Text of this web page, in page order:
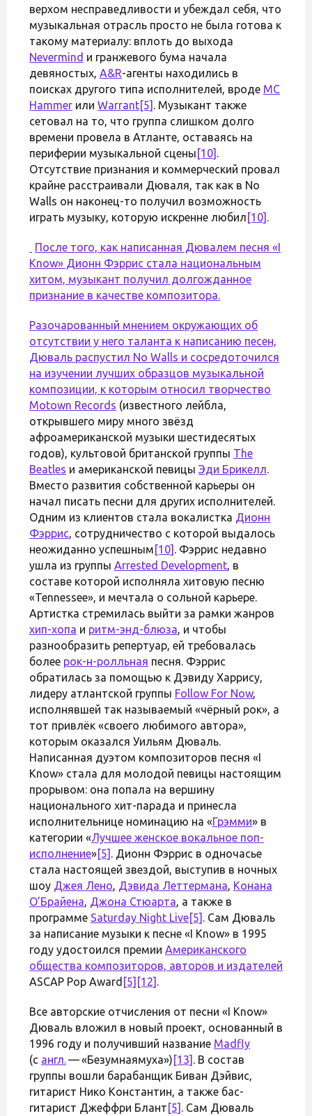
верхом несправедливости и убеждал себя, что
музыкальная отрасль просто не была готова к
такому материалу: вплоть до выхода
Nevermind и гранжевого бума начала
девяностых, A&R-агенты находились в
поисках другого типа исполнителей, вроде MC
Hammer или Warrant[5] . Музыкант также
сетовал на то, что группа слишком долго
времени провела в Атланте, оставаясь на
периферии музыкальной сцены [10] .
Отсутствие признания и коммерческий провал
крайне расстраивали Дюваля, так как в No
Walls он наконец-то получил возможность
играть музыку, которую искренне любил [10] .
После того, как написанная Дювалем песня «I
Know» Дионн Фэррис стала национальным
хитом, музыкант получил долгожданное
признание в качестве композитора.
Разочарованный мнением окружающих об
отсутствии у него таланта к написанию песен,
Дюваль распустил No Walls и сосредоточился
на изучении лучших образцов музыкальной
композиции, к которым относил творчество
Motown Records (известного лейбла,
открывшего миру много звёзд
афроамериканской музыки шестидесятых
годов), культовой британской группы The
Beatles и американской певицы Эди Брикелл.
Вместо развития собственной карьеры он
начал писать песни для других исполнителей.
Одним из клиентов стала вокалистка Дионн
Фэррис, сотрудничество с которой выдалось
неожиданно успешным [10] . Фэррис недавно
ушла из группы Arrested Development, в
составе которой исполняла хитовую песню
«Tennessee», и мечтала о сольной карьере.
Артистка стремилась выйти за рамки жанров
хип-хопа и ритм-энд-блюза, и чтобы
разнообразить репертуар, ей требовалась
более рок-н-ролльная песня. Фэррис
обратилась за помощью к Дэвиду Харрису,
лидеру атлантской группы Follow For Now,
исполнявшей так называемый «чёрный рок», а
тот привлёк «своего любимого автора»,
которым оказался Уильям Дюваль.
Написанная дуэтом композиторов песня «I
Know» стала для молодой певицы настоящим
прорывом: она попала на вершину
национального хит-парада и принесла
исполнительнице номинацию на «Грэмми» в
категории «Лучшее женское вокальное поп-
исполнение»[5] . Дионн Фэррис в одночасье
стала настоящей звездой, выступив в ночных
шоу Джея Лено, Дэвида Леттермана, Конана
О’Брайена, Джона Стюарта, а также в
программе Saturday Night Live[5] . Сам Дюваль
за написание музыки к песне «I Know» в 1995
году удостоился премии Американского
общества композиторов, авторов и издателей
ASCAP Pop Award [5] [12] .
Все авторские отчисления от песни «I Know»
Дюваль вложил в новый проект, основанный в
1996 году и получивший название Madfly
(с англ.— «Безумнаямуха») [13] . В состав
группы вошли барабанщик Биван Дэйвис,
гитарист Нико Константин, а также бас-
гитарист Джеффри Блант [5] . Сам Дюваль